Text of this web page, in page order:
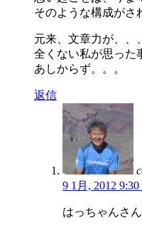
そのような構成がさ
元来、文章力が、、、
全くない私が思った
あしからず。。。
返信
9 1月, 2012
はっちゃんさん